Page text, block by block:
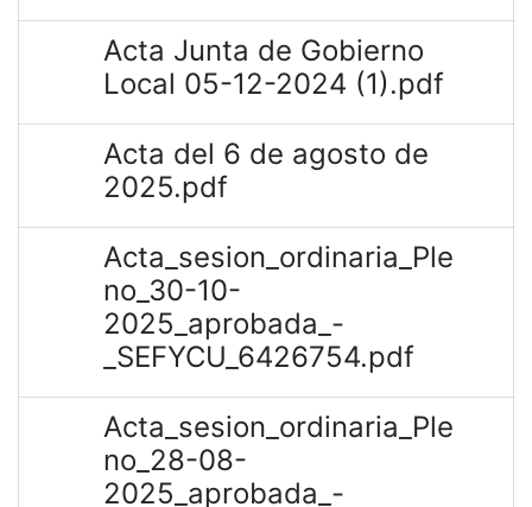
Acta Junta de Gobierno
Local 05-12-2024 (1).pdf
Acta del 6 de agosto de
2025.pdf
Acta_sesion_ordinaria_Ple
no_30-10-
2025_aprobada_-
_SEFYCU_6426754.pdf
Acta_sesion_ordinaria_Ple
no_28-08-
2025_aprobada_-